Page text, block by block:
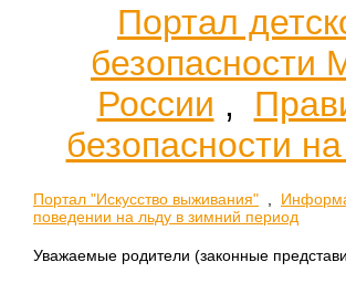
Портал
безопасности
России ,
безопасности
Портал "Искусство выживания"
поведении на льду в зимний период
Уважаемые родители (законные